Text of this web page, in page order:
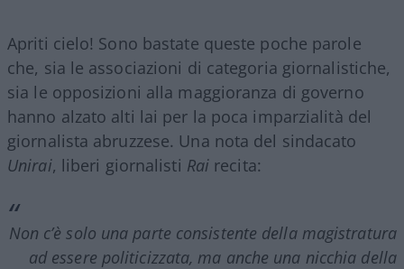
Apriti cielo! Sono bastate queste poche parole
che, sia le associazioni di categoria giornalistiche,
sia le opposizioni alla maggioranza di governo
hanno alzato alti lai per la poca imparzialità del
giornalista abruzzese. Una nota del sindacato
Unirai, liberi giornalisti Rai recita:
Non c’è solo una parte consistente della magistratura
ad essere politicizzata, ma anche una nicchia della